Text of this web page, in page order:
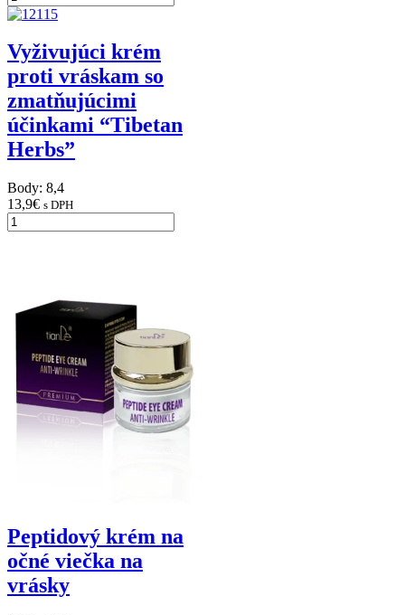
Vyživujúci krém
proti vráskam so
zmatňujúcimi
účinkami “Tibetan
Herbs”
Body: 8,4
13,9€ s DPH
Peptidový krém na
očné viečka na
vrásky